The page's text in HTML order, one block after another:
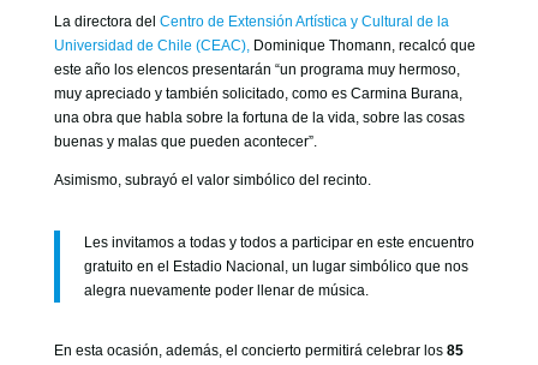
La directora del Centro de Extensión Artística y Cultural de la
Universidad de Chile (CEAC),Dominique Thomann, recalcó que
este año los elencos presentarán “un programa muy hermoso,
muy apreciado y también solicitado, como es Carmina Burana,
una obra que habla sobre la fortuna de la vida, sobre las cosas
buenas y malas que pueden acontecer”.
Asimismo, subrayó el valor simbólico del recinto.
Les invitamos a todas y todos a participar en este encuentro
gratuito en el Estadio Nacional, un lugar simbólico que nos
alegra nuevamente poder llenar de música.
En esta ocasión, además, el concierto permitirá celebrar los 85